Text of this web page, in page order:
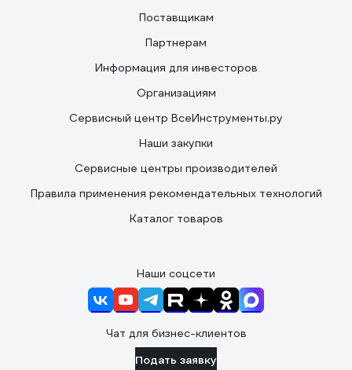
Поставщикам
Партнерам
Информация для инвесторов
Организациям
Сервисный центр ВсеИнструменты.ру
Наши закупки
Сервисные центры производителей
Правила применения рекомендательных технологий
Каталог товаров
Наши соцсети
Чат для бизнес-клиентов
Подать заявку